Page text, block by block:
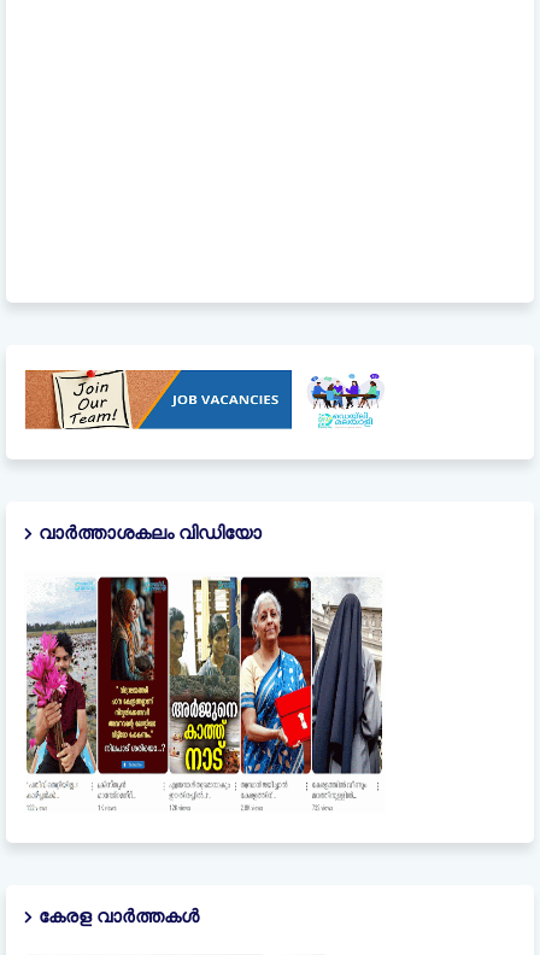
വാർത്താശകലം വിഡിയോ
കേരള വാർത്തകൾ